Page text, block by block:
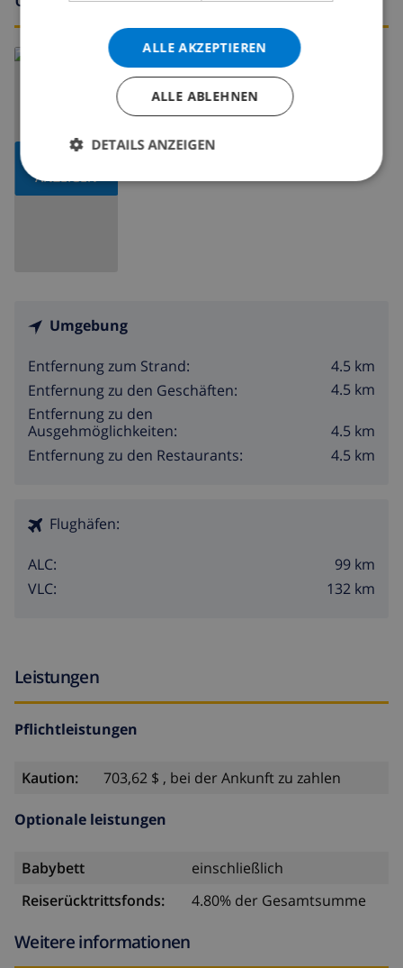
ANZEIGEN
Lesen Sie mehr über:
Spanien>Costa Blanca>Moraira
Umgebung
Entfernung zum Strand:
4.5 km
Entfernung zu den Geschäften:
4.5 km
Entfernung zu den
Ausgehmöglichkeiten:
4.5 km
Entfernung zu den Restaurants:
4.5 km
Flughäfen:
ALC:
99 km
VLC:
132 km
Leistungen
Pflichtleistungen
Kaution: 703,62 $ , bei der Ankunft zu zahlen
Optionale leistungen
Babybett
einschließlich
Reiserücktrittsfonds:
4.80% der Gesamtsumme
Weitere informationen
ALLE AKZEPTIEREN
ALLE ABLEHNEN
DETAILS ANZEIGEN